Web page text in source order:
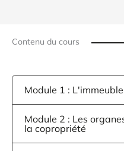
Contenu du cours
Module 1 :
Module 2 : Les
la copropriété